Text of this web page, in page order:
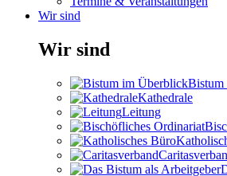
Wir sind
Wir sind
Kathedrale
Leitung